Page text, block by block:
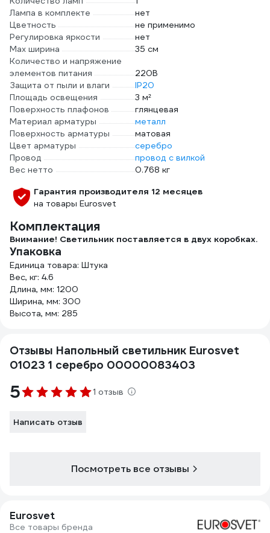
Лампа в комплекте
нет
Цветность
не применимо
Регулировка яркости
нет
Max ширина
35 см
Количество и напряжение
элементов питания
220В
Защита от пыли и влаги
IP20
Площадь освещения
3 м²
Поверхность плафонов
глянцевая
Материал арматуры
металл
Поверхность арматуры
матовая
Цвет арматуры
серебро
Провод
провод с вилкой
Вес нетто
0.768 кг
Гарантия производителя 12 месяцев
на товары Eurosvet
Комплектация
Внимание! Светильник поставляется в двух коробках.
Упаковка
Единица товара: Штука
Вес, кг: 4.6
Длина, мм: 1200
Ширина, мм: 300
Высота, мм: 285
Отзывы Напольный светильник Eurosvet
01023 1 серебро 00000083403
5 1 отзыв
Написать отзыв
Посмотреть все отзывы
Eurosvet
Все товары бренда